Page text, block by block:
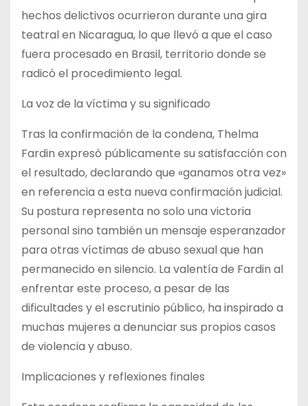
hechos delictivos ocurrieron durante una gira
teatral en Nicaragua, lo que llevó a que el caso
fuera procesado en Brasil, territorio donde se
radicó el procedimiento legal.
La voz de la víctima y su significado
Tras la confirmación de la condena, Thelma
Fardin expresó públicamente su satisfacción con
el resultado, declarando que «ganamos otra vez»
en referencia a esta nueva confirmación judicial.
Su postura representa no solo una victoria
personal sino también un mensaje esperanzador
para otras víctimas de abuso sexual que han
permanecido en silencio. La valentía de Fardin al
enfrentar este proceso, a pesar de las
dificultades y el escrutinio público, ha inspirado a
muchas mujeres a denunciar sus propios casos
de violencia y abuso.
Implicaciones y reflexiones finales